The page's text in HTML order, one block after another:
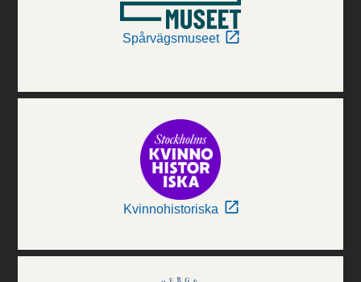
Spårvägsmuseet
Kvinnohistoriska